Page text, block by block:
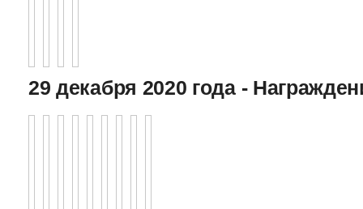
29 декабря 2020 года -